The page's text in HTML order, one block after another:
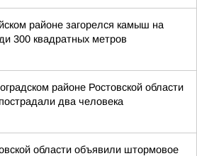
районе загорелся камыш на
300 квадратных метров
районе Ростовской области
два человека
области объявили штормовое